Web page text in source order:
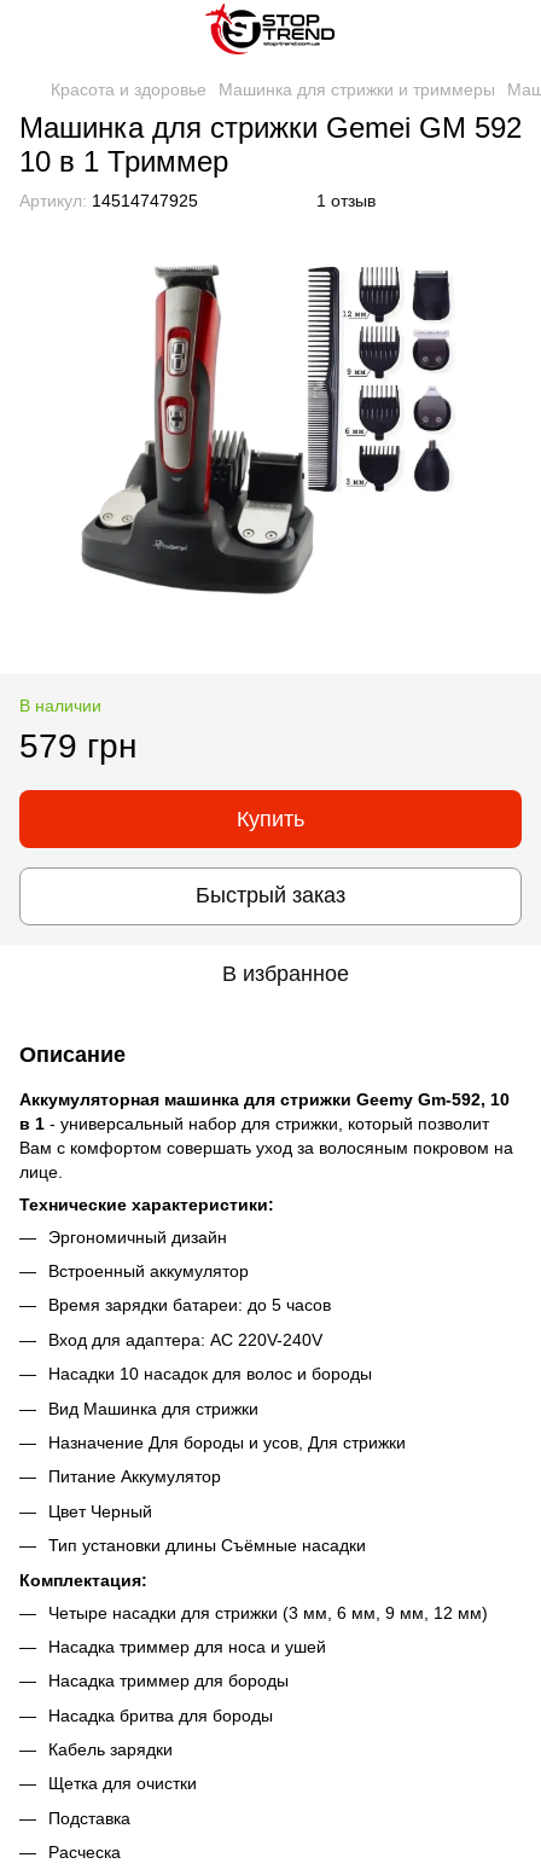
Красота и здоровье Машинка для стрижки и триммеры
Машинка для стрижки Gemei GM 592
10 в 1 Триммер
Артикул: 14514747925 1 отзыв
В наличии
579 грн
Купить
Быстрый заказ
В избранное
Описание
Аккумуляторная машинка для стрижки Geemy Gm-592, 10
в 1 - универсальный набор для стрижки, который позволит
Вам с комфортом совершать уход за волосяным покровом на
лице.
Технические характеристики:
Эргономичный дизайн
Встроенный аккумулятор
Время зарядки батареи: до 5 часов
Вход для адаптера: AC 220V-240V
Насадки 10 насадок для волос и бороды
Вид Машинка для стрижки
Назначение Для бороды и усов, Для стрижки
Питание Аккумулятор
Цвет Черный
Тип установки длины Съёмные насадки
Комплектация:
Четыре насадки для стрижки (3 мм, 6 мм, 9 мм, 12 мм)
Насадка триммер для носа и ушей
Насадка триммер для бороды
Насадка бритва для бороды
Кабель зарядки
Щетка для очистки
Подставка
Расческа